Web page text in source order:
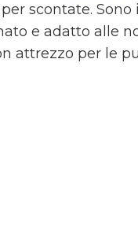
scontate.
e adatto alle
attrezzo per le